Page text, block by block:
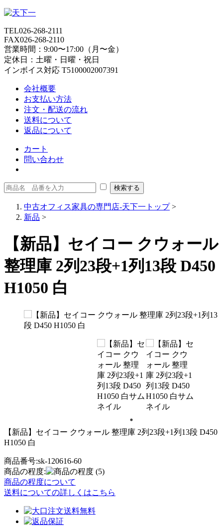
TEL026-268-2111
FAX026-268-2110
営業時間：9:00〜17:00（月〜金）
定休日：土曜・日曜・祝日
インボイス対応 T5100002007391
会社概要
お支払い方法
注文・配送の流れ
送料について
返品について
カート
問い合わせ
中古オフィス家具の専門店-天下一トップ>
新品 >
【新品】セイコー クウォール
整理庫 2列23段+1列13段 D450
H1050 白
【新品】セイコー クウォール 整理庫 2列23段+1列13段 D450
H1050 白
商品番号:sk-120616-60
商品の程度:
(5)
商品の程度について
送料についての詳しくはこちら